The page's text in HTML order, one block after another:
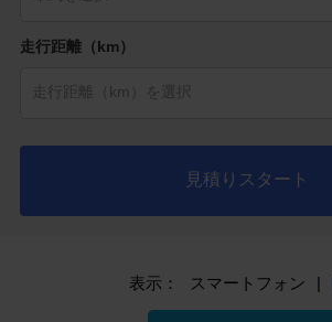
走行距離（km）
見積りスタート
表示： スマートフォン |